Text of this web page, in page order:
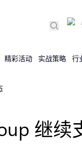
精彩活动 实战策略 行
继续